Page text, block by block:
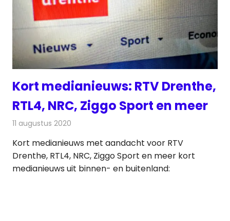
Kort medianieuws: RTV Drenthe,
RTL4, NRC, Ziggo Sport en meer
11 augustus 2020
Kort medianieuws met aandacht voor RTV
Drenthe, RTL4, NRC, Ziggo Sport en meer kort
medianieuws uit binnen- en buitenland: